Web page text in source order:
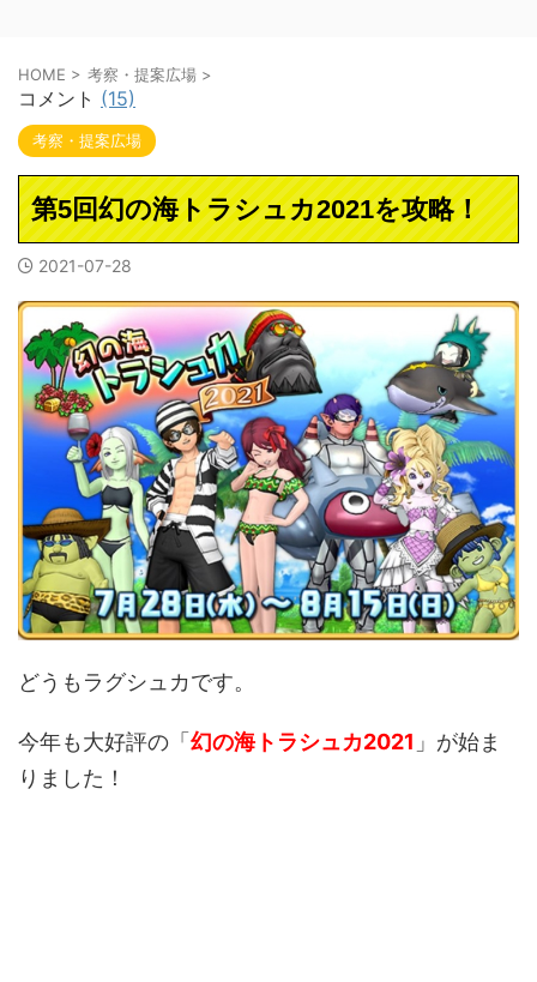
HOME > 考察・提案広場 >
コメント (15)
考察・提案広場
第5回幻の海トラシュカ2021を攻略！
2021-07-28
どうもラグシュカです。
今年も大好評の「幻の海トラシュカ2021 」が始ま
りました！